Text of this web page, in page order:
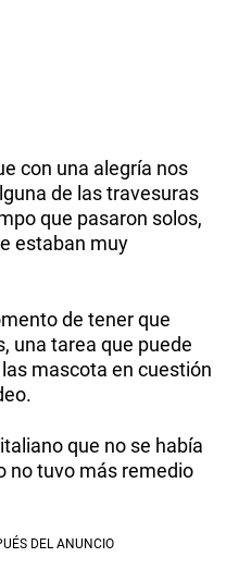
con una alegría nos
de las travesuras
que pasaron solos,
estaban muy
de tener que
una tarea que puede
mascota en cuestión
que no se había
no tuvo más remedio